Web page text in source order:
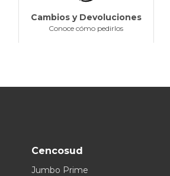
Cambios y Devoluciones
Conoce cómo pedirlos
Cencosud
Jumbo Prime